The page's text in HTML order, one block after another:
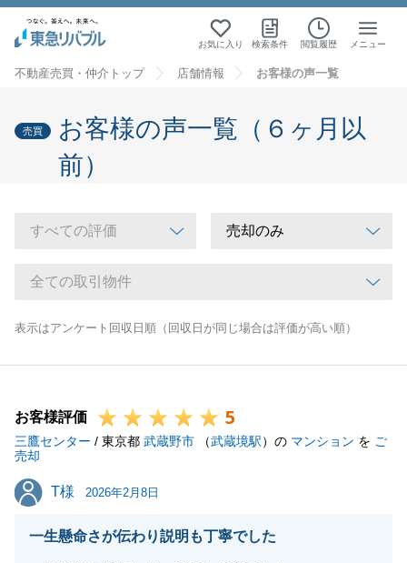
お気に入り 検索条件 閲覧履歴 メニュー
不動産売買・仲介トップ 店舗情報 お客様の声一覧
売買
お客様の声一覧（６ヶ月以
前）
表示はアンケート回収日順（回収日が同じ場合は評価が高い順）
お客様評価 5
三鷹センター / 東京都 武蔵野市 （武蔵境駅）の マンション を ご
売却
T様
T様 2026年2月8日
一生懸命さが伝わり説明も丁寧でした